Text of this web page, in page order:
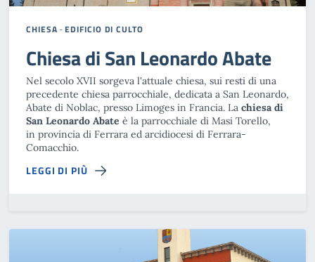
CHIESA - EDIFICIO DI CULTO
Chiesa di San Leonardo Abate
Nel secolo XVII sorgeva l'attuale chiesa, sui resti di una
precedente chiesa parrocchiale, dedicata a San Leonardo,
Abate di Noblac, presso Limoges in Francia. La chiesa di
San Leonardo Abate è la parrocchiale di Masi Torello,
in provincia di Ferrara ed arcidiocesi di Ferrara-
Comacchio.
LEGGI DI PIÙ